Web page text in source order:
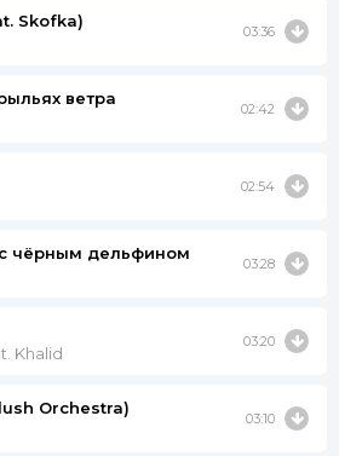
Skofka)
03:36
ветра
02:42
02:54
чёрным дельфином
03:28
Khalid
03:20
Orchestra)
03:10